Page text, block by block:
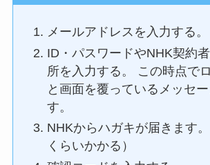
メールアドレスを入力する。
ID・パスワードやNHK契約
所を入力する。 この時点で
と画面を覆っているメッセ
す。
NHKからハガキが届きます
くらいかかる）